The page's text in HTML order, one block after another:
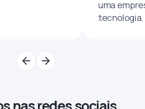
uma
tecnologia.